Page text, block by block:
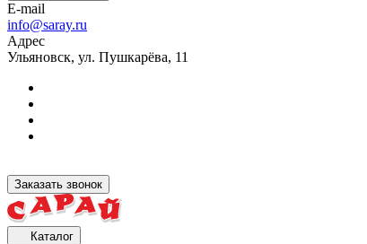
E-mail
info@saray.ru
Адрес
Ульяновск, ул. Пушкарёва, 11
Заказать звонок
Каталог